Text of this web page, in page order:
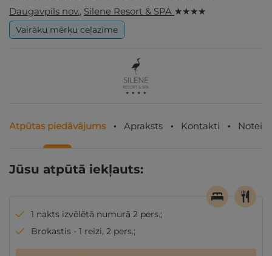
Daugavpils nov., Silene Resort & SPA ★ ★ ★ ★
Vairāku mērķu ceļazīme
Atpūtas piedāvājums Apraksts Kontakti
Jūsu atpūtā iekļauts:
1 nakts izvēlētā numurā 2 pers.;
Brokastis - 1 reizi, 2 pers.;